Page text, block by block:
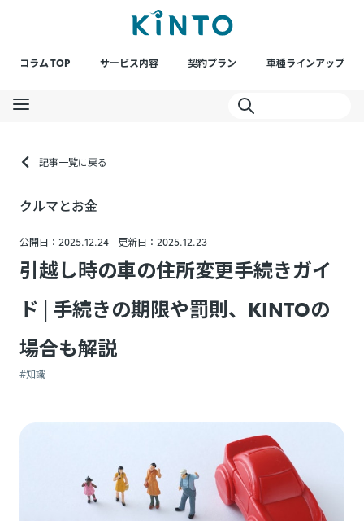
コラム TOP サービス内容 契約プラン 車種ラインアップ
記事一覧に戻る
クルマとお金
公開日：2025.12.24 更新日：2025.12.23
引越し時の車の住所変更手続きガイ
ド | 手続きの期限や罰則、KINTOの
場合も解説
#知識